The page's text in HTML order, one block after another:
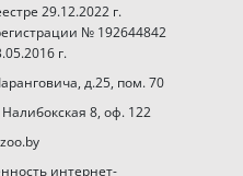
29.12.2022 г.
№ 192644842
г.
д.25, пом. 70
8, оф. 122
интернет-